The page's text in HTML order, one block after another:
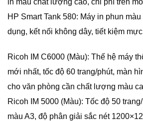
HP Smart Tank 580: Máy in phun
dụng, kết nối không dây, tiết kiệm mực
Ricoh IM C6000 (Màu): Thế hệ máy
mới nhất, tốc độ 60 trang/phút, màn
cho văn phòng cần chất lượng màu
Ricoh IM 5000 (Màu): Tốc độ 50
màu A3, độ phân giải sắc nét